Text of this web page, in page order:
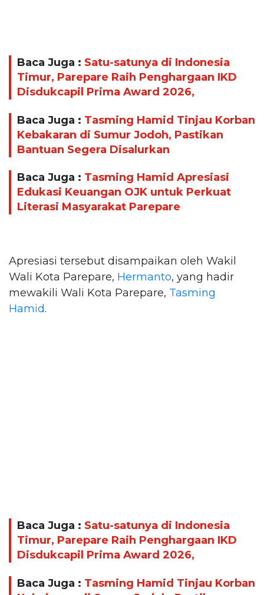
Baca Juga : Satu-satunya di Indonesia
Timur, Parepare Raih Penghargaan IKD
Disdukcapil Prima Award 2026,
Baca Juga : Tasming Hamid Tinjau Korban
Kebakaran di Sumur Jodoh, Pastikan
Bantuan Segera Disalurkan
Baca Juga : Tasming Hamid Apresiasi
Edukasi Keuangan OJK untuk Perkuat
Literasi Masyarakat Parepare
Apresiasi tersebut disampaikan oleh Wakil
Wali Kota Parepare, Hermanto, yang hadir
mewakili Wali Kota Parepare, Tasming
Hamid.
Baca Juga : Satu-satunya di Indonesia
Timur, Parepare Raih Penghargaan IKD
Disdukcapil Prima Award 2026,
Baca Juga : Tasming Hamid Tinjau Korban